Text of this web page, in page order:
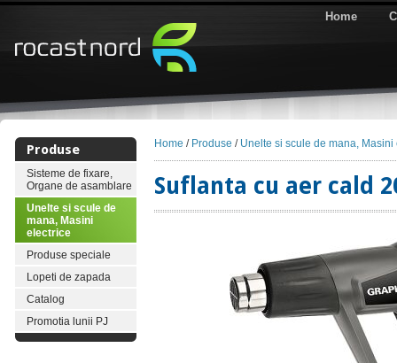
Home
Produse
Sisteme de fixare,
Organe de asamblare
Unelte si scule de
mana, Masini
electrice
Produse speciale
Lopeti de zapada
Catalog
Promotia lunii PJ
Home / Produse / Unelte si scule de mana, Masini
Suflanta cu aer cald